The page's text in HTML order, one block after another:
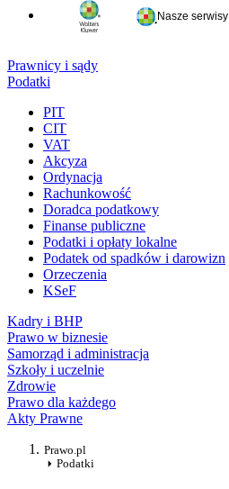
Nasze serwisy
Prawnicy i sądy
Podatki
PIT
CIT
VAT
Akcyza
Ordynacja
Rachunkowość
Doradca podatkowy
Finanse publiczne
Podatki i opłaty lokalne
Podatek od spadków i darowizn
Orzeczenia
KSeF
Kadry i BHP
Prawo w biznesie
Samorząd i administracja
Szkoły i uczelnie
Zdrowie
Prawo dla każdego
Akty Prawne
Prawo.pl
Podatki